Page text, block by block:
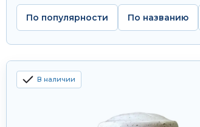
По популярности По названию
В наличии